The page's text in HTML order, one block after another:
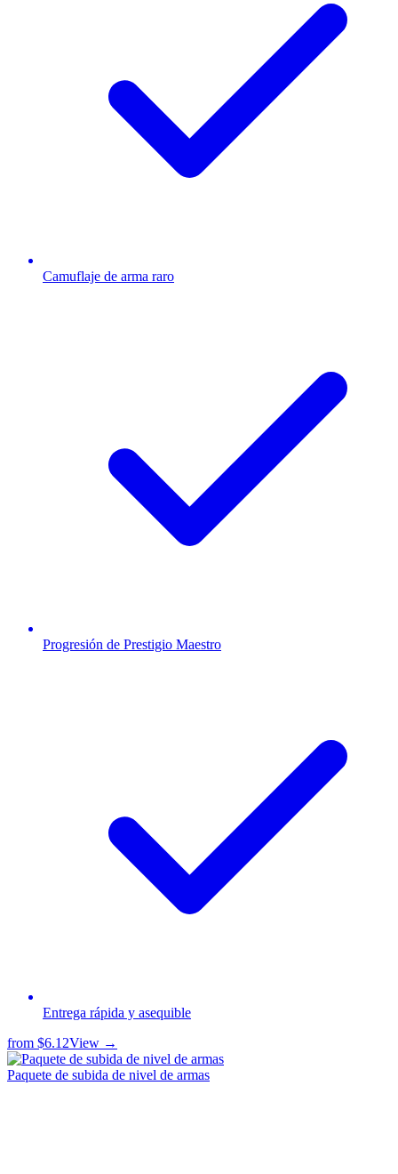
Camuflaje de arma raro
Progresión de Prestigio Maestro
Entrega rápida y asequible
from $6.12View →
Paquete de subida de nivel de armas